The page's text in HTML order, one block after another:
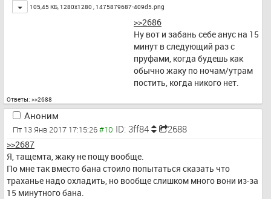
Toggle
105,45 КБ, 1280x1280 , 1475879687-409d5.png
>>2686
Ну вот и забань себе анус на 15
минут в следующий раз с
пруфами, когда будешь как
обычно жаку по ночам/утрам
постить, когда никого нет.
Ответы: >>2688
Аноним
Пт 13 Янв 2017 17:15:26 ID: 3ff84 2688
>>2687
Я, тащемта, жаку не пощу вообще.
По мне так вместо бана стоило попытаться сказать что
траханье надо охладить, но вообще слишком много вони из-за
15 минутного бана.